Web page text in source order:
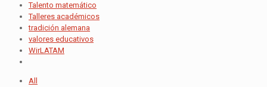
Talento matemático
Talleres académicos
tradición alemana
valores educativos
WirLATAM
All